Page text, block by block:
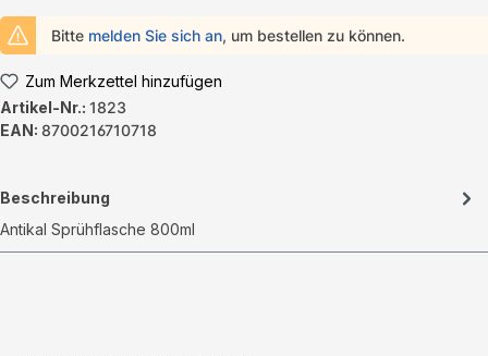
Bitte melden Sie sich an, um bestellen zu können.
Zum Merkzettel hinzufügen
Artikel-Nr.: 1823
EAN: 8700216710718
Beschreibung
Antikal Sprühflasche 800ml